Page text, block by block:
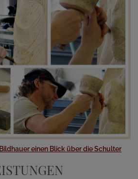
einen Blick über die Schulter